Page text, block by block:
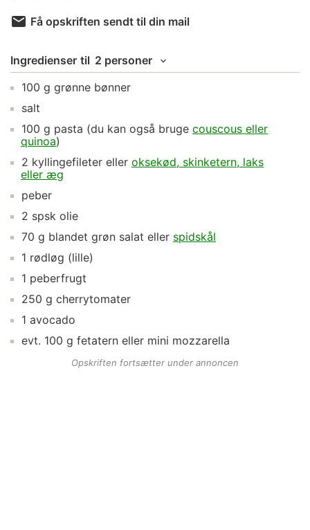
Få opskriften sendt til din mail
Ingredienser til 2 personer
100 g grønne bønner
salt
100 g pasta (du kan også bruge couscous eller
quinoa)
2 kyllingefileter eller oksekød, skinketern, laks
eller æg
peber
2 spsk olie
70 g blandet grøn salat eller spidskål
1 rødløg (lille)
1 peberfrugt
250 g cherrytomater
1 avocado
evt. 100 g fetatern eller mini mozzarella
Opskriften fortsætter under annoncen